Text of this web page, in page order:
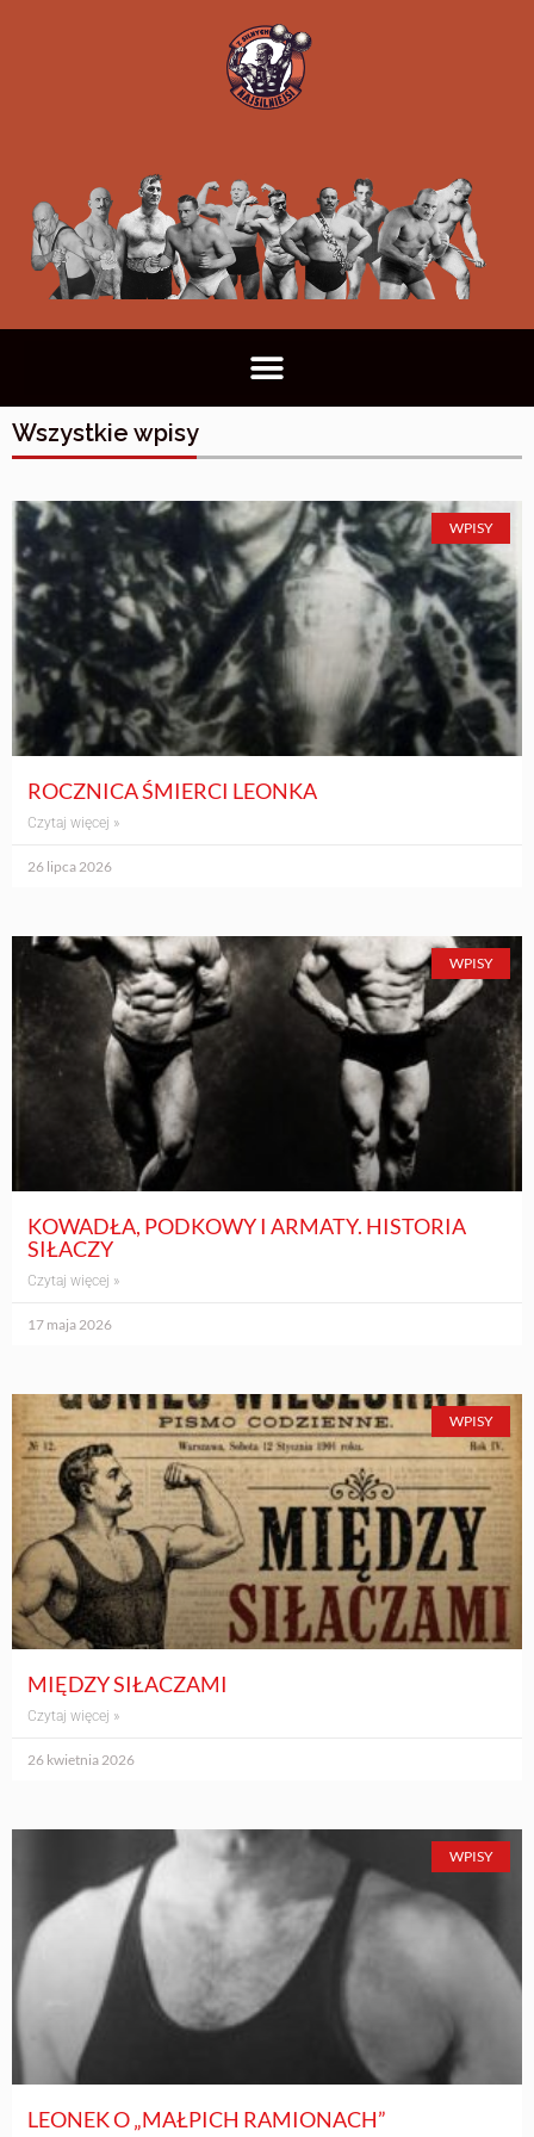
Wszystkie wpisy
WPISY
ROCZNICA ŚMIERCI LEONKA
Czytaj więcej »
26 lipca 2026
WPISY
KOWADŁA, PODKOWY I ARMATY. HISTORIA
SIŁACZY
Czytaj więcej »
17 maja 2026
WPISY
MIĘDZY SIŁACZAMI
Czytaj więcej »
26 kwietnia 2026
WPISY
LEONEK O „MAŁPICH RAMIONACH”